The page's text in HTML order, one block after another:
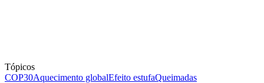
Tópicos
COP30Aquecimento globalEfeito estufaQueimadas